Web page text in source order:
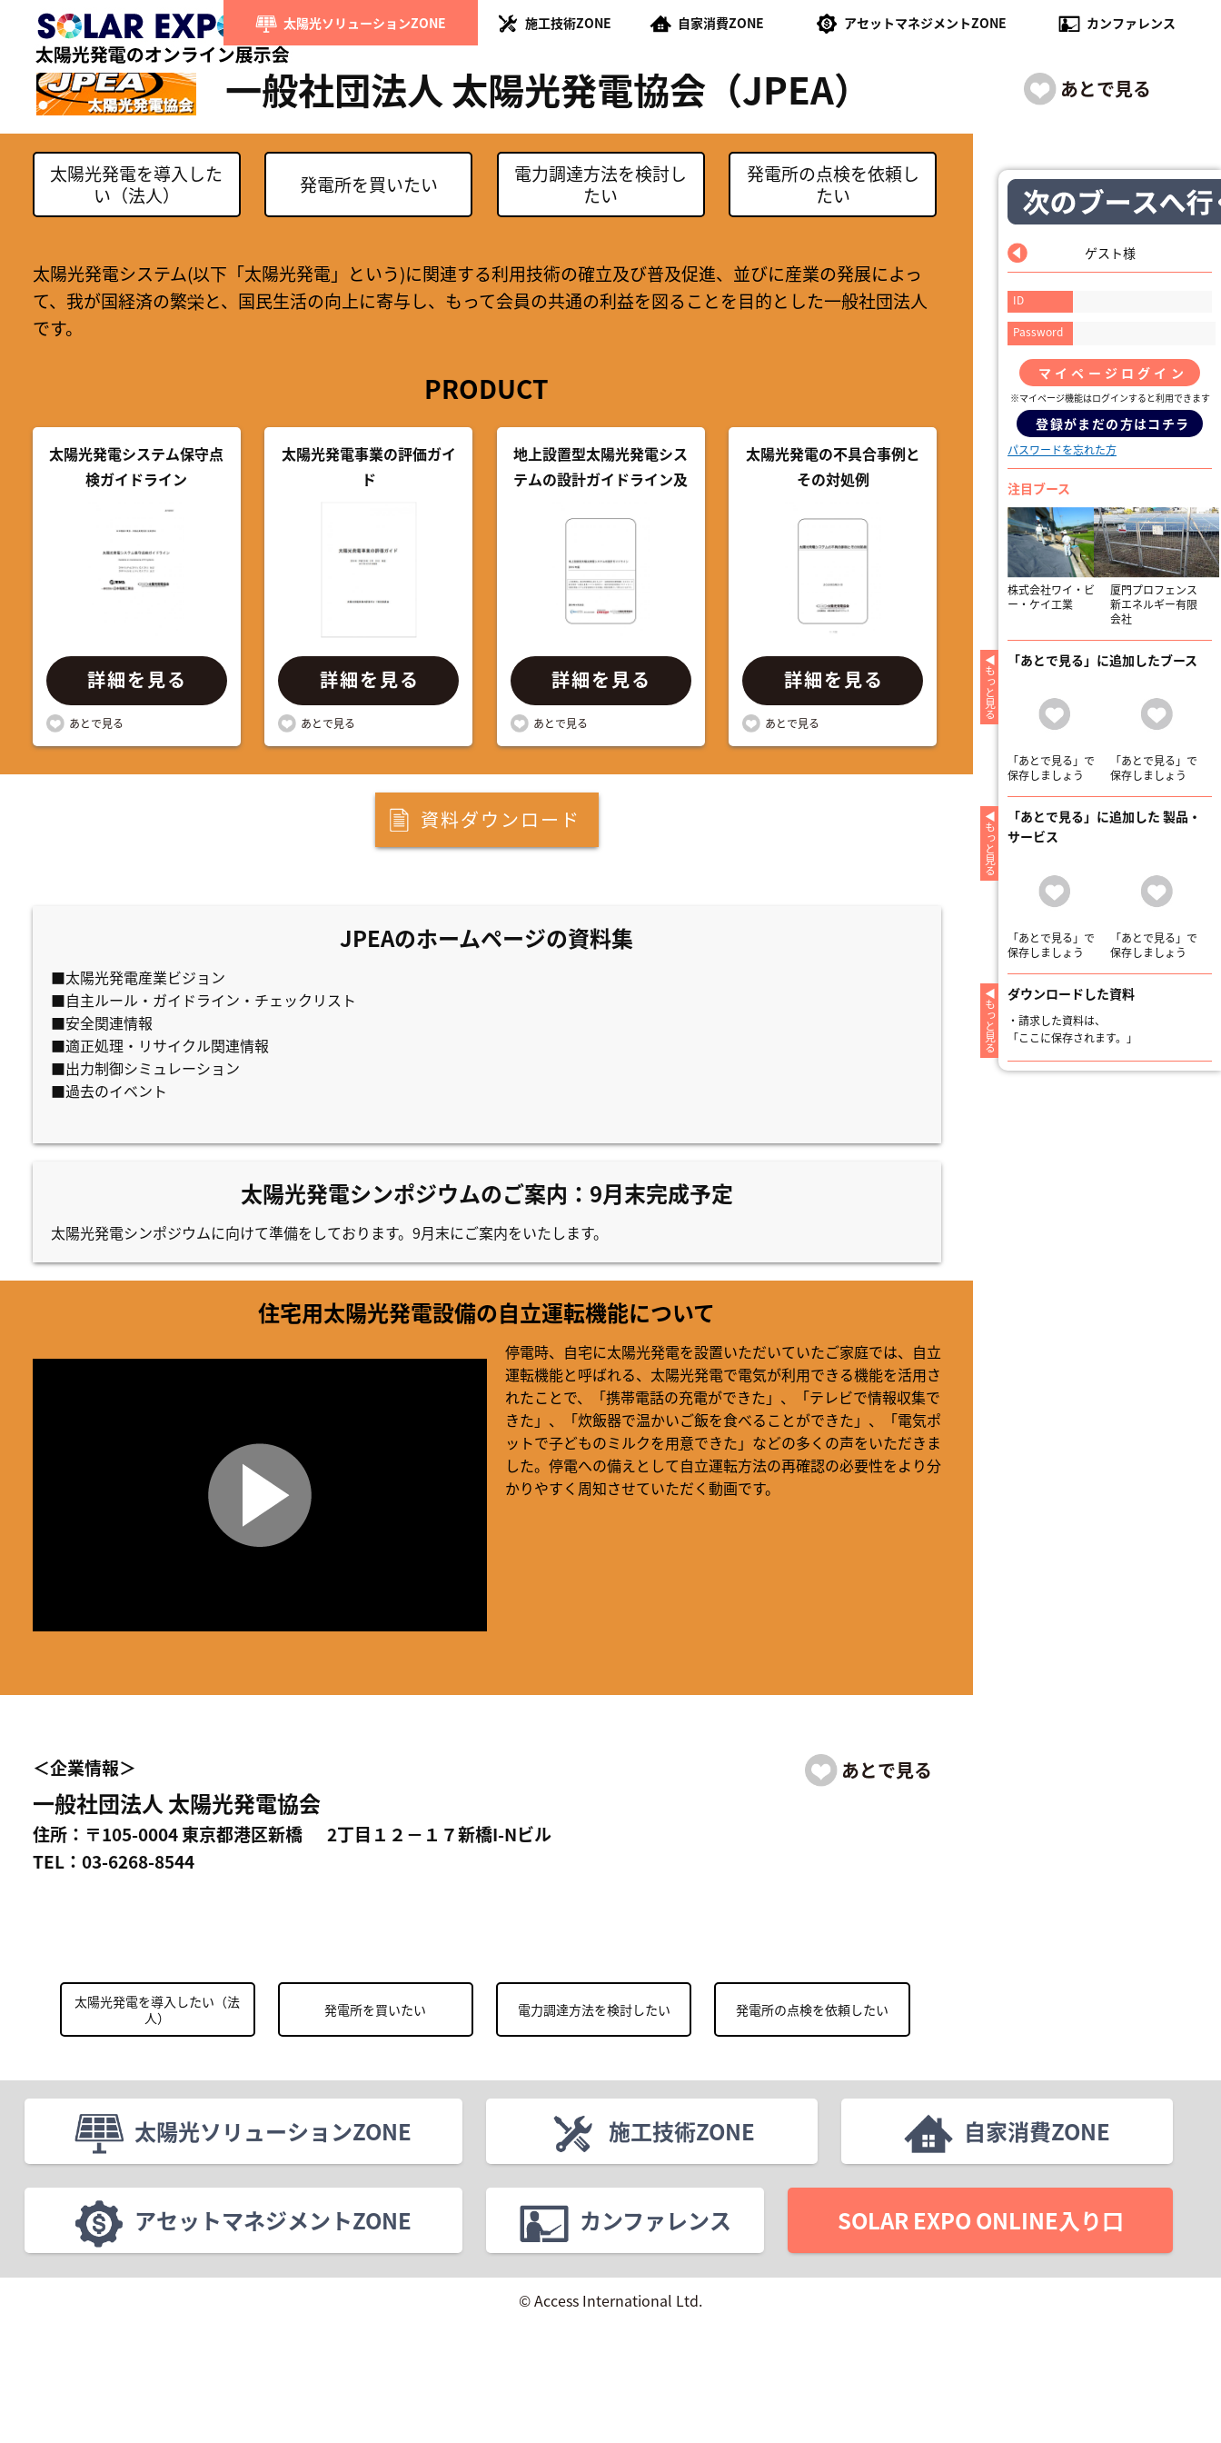
太陽光ソリューションZONE 施工技術ZONE 自家消費ZONE アセットマネジメントZONE カンファレンス
一般社団法人 太陽光発電協会（JPEA）
太陽光発電を導入した
い（法人）
発電所を買いたい
電力調達方法を検討し
たい
発電所の点検を依頼し
たい
太陽光発電システム(以下「太陽光発電」という)に関連する利用技術の確立及び普及促進、並びに産業の発展によっ
て、我が国経済の繁栄と、国民生活の向上に寄与し、もって会員の共通の利益を図ることを目的とした一般社団法人
です。
PRODUCT
太陽光発電システム保守点
検ガイドライン
詳細を見る
太陽光発電事業の評価ガイ
ド
詳細を見る
地上設置型太陽光発電シス
テムの設計ガイドライン及
詳細を見る
太陽光発電の不具合事例と
その対処例
詳細を見る
資料ダウンロード
JPEAのホームページの資料集
■太陽光発電産業ビジョン
■自主ルール・ガイドライン・チェックリスト
■安全関連情報
■適正処理・リサイクル関連情報
■出力制御シミュレーション
■過去のイベント
太陽光発電シンポジウムのご案内：9月末完成予定
太陽光発電シンポジウムに向けて準備をしております。9月末にご案内をいたします。
住宅用太陽光発電設備の自立運転機能について
停電時、自宅に太陽光発電を設置いただいていたご家庭では、自立
運転機能と呼ばれる、太陽光発電で電気が利用できる機能を活用さ
れたことで、「携帯電話の充電ができた」、「テレビで情報収集で
きた」、「炊飯器で温かいご飯を食べることができた」、「電気ポ
ットで子どものミルクを用意できた」などの多くの声をいただきま
した。停電への備えとして自立運転方法の再確認の必要性をより分
かりやすく周知させていただく動画です。
＜企業情報＞
一般社団法人 太陽光発電協会
住所：〒105-0004 東京都港区新橋 2丁目１２－１７新橋I-Nビル
TEL：03-6268-8544
太陽光発電を導入したい（法
人）
発電所を買いたい 電力調達方法を検討したい 発電所の点検を依頼したい
ゲスト様
ID
Password
マイページログイン
※マイページ機能はログインすると利用できます
登録がまだの方はコチラ
パスワードを忘れた方
注目ブース
株式会社ワイ・ビ
ー・ケイ工業
厦門プロフェンス
新エネルギー有限
会社
「あとで見る」に追加したブース
「あとで見る」で
保存しましょう
「あとで見る」で
保存しましょう
もっと見る
「あとで見る」に追加した 製品・
サービス
「あとで見る」で
保存しましょう
「あとで見る」で
保存しましょう
もっと見る
ダウンロードした資料
・ 請求した資料は、
「ここに保存されます。」
もっと見る
太陽光ソリューションZONE 施工技術ZONE 自家消費ZONE
アセットマネジメントZONE カンファレンス SOLAR EXPO ONLINE入り口
© Access International Ltd.